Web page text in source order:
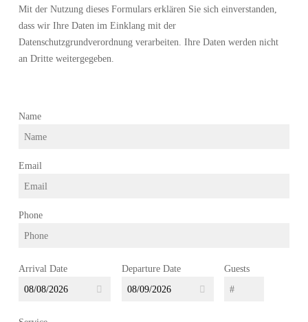
Mit der Nutzung dieses Formulars erklären Sie sich einverstanden,
dass wir Ihre Daten im Einklang mit der
Datenschutzgrundverordnung verarbeiten. Ihre Daten werden nicht
an Dritte weitergegeben.
Name
Email
Phone
Arrival Date Departure Date Guests